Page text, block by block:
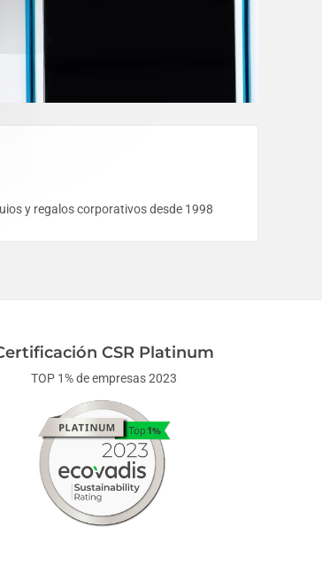
y regalos corporativos desde 1998
CSR Platinum
TOP 1% de empresas 2023